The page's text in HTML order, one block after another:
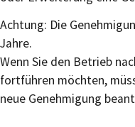
Achtung: Die
Jahre.
Wenn Sie den Betrieb
fortführen möchten,
neue Genehmigung